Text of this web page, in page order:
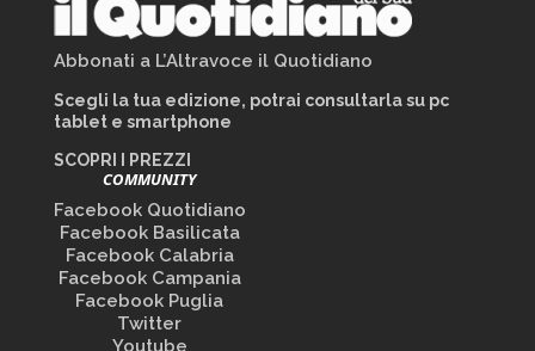
Abbonati a L’Altravoce il Quotidiano
Scegli la tua edizione, potrai consultarla su pc
tablet e smartphone
SCOPRI I PREZZI
COMMUNITY
Facebook Quotidiano
Facebook Basilicata
Facebook Calabria
Facebook Campania
Facebook Puglia
Twitter
Youtube